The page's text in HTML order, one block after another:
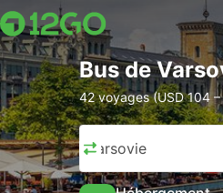
Bus de
42 voyages (USD 104
Varsovie